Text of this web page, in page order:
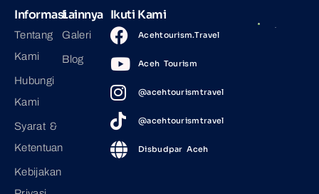
Informasi
Tentang
Kami
Hubungi
Kami
Syarat &
Ketentuan
Kebijakan
Lainnya
Galeri
Blog
Ikuti Kami
Acehtourism.Travel
Aceh Tourism
@acehtourismtravel
@acehtourismtravel
Disbudpar Aceh